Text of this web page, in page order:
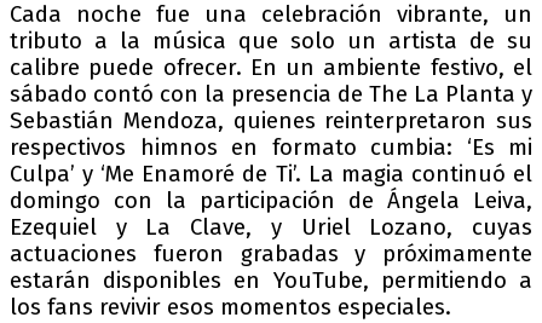
Cada noche fue una celebración vibrante, un
tributo a la música que solo un artista de su
calibre puede ofrecer. En un ambiente festivo, el
sábado contó con la presencia de The La Planta y
Sebastián Mendoza, quienes reinterpretaron sus
respectivos himnos en formato cumbia: ‘Es mi
Culpa’ y ‘Me Enamoré de Ti’. La magia continuó el
domingo con la participación de Ángela Leiva,
Ezequiel y La Clave, y Uriel Lozano, cuyas
actuaciones fueron grabadas y próximamente
estarán disponibles en YouTube, permitiendo a
los fans revivir esos momentos especiales.